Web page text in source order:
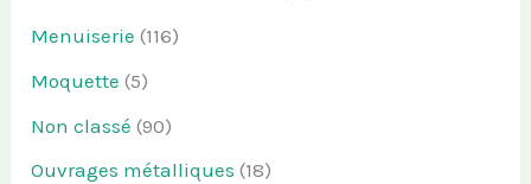
Menuiserie (116)
Moquette (5)
Non classé (90)
Ouvrages métalliques (18)